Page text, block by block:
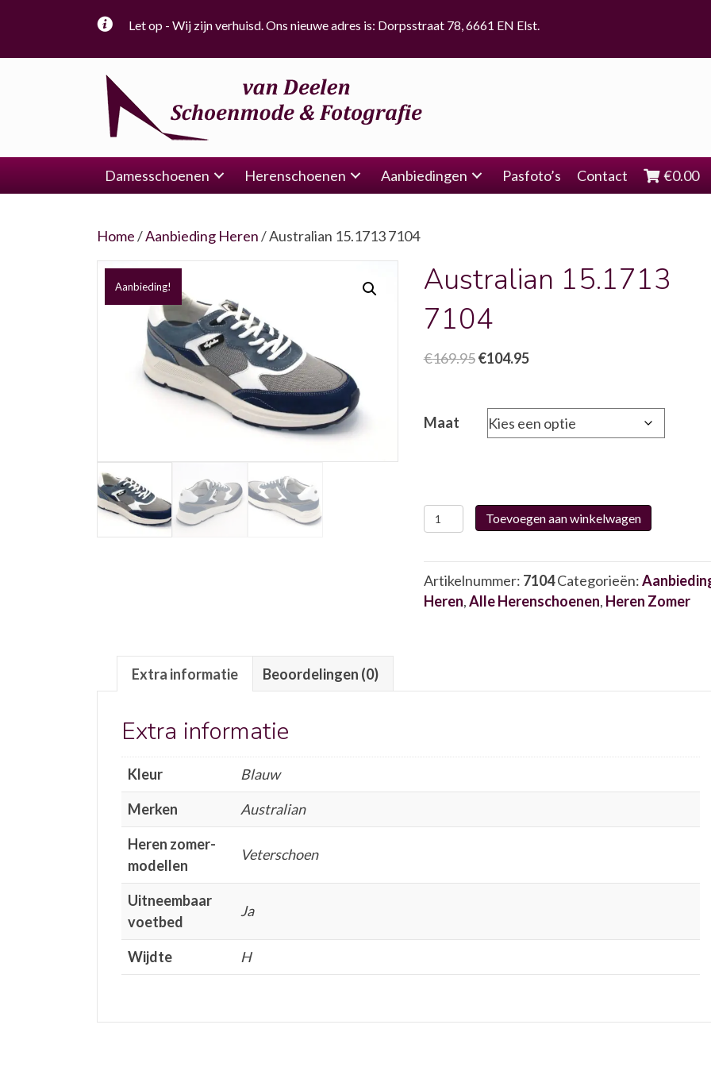
Let op - Wij zijn verhuisd. Ons nieuwe adres is: Dorpsstraat 78, 6661 EN Elst.
Damesschoenen Herenschoenen Aanbiedingen Pasfoto’s Contact €0.00
Home/Aanbieding Heren/ Australian 15.1713 7104
Aanbieding!
Australian 15.1713
7104
€169.95 Oorspronkelijke
€169.95.
€104.95Huidige
€104.95.
Maat
Australian
15.1713
aantal
Toevoegen aan winkelwagen
Artikelnummer: 7104 Categorieën:
Heren,Alle Herenschoenen, Heren Zomer
Extra informatie Beoordelingen (0)
Extra informatie
Kleur
Blauw
Merken
Australian
Heren zomer-
modellen
Veterschoen
Uitneembaar
voetbed
Ja
Wijdte H